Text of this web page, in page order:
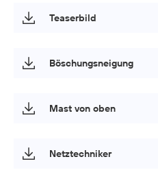
Teaserbild
Böschungsneigung
Mast von oben
Netztechniker